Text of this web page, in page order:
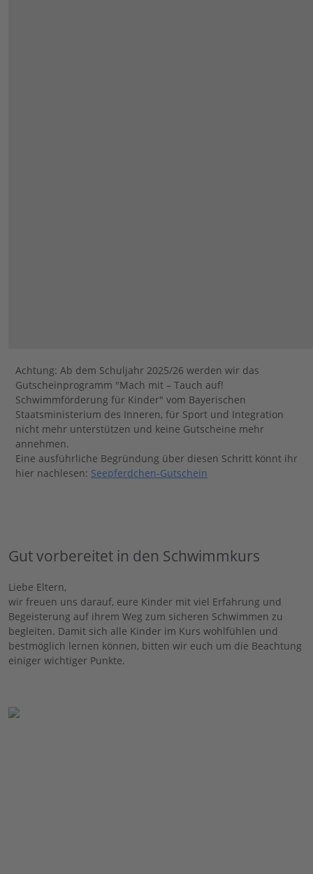
Achtung: Ab dem Schuljahr 2025/26 werden wir das
Gutscheinprogramm "Mach mit – Tauch auf!
Schwimmförderung für Kinder" vom Bayerischen
Staatsministerium des Inneren, für Sport und Integration
nicht mehr unterstützen und keine Gutscheine mehr
annehmen.
Eine ausführliche Begründung über diesen Schritt könnt ihr
hier nachlesen: Seepferdchen-Gutschein
Gut vorbereitet in den Schwimmkurs
Liebe Eltern,
wir freuen uns darauf, eure Kinder mit viel Erfahrung und
Begeisterung auf ihrem Weg zum sicheren Schwimmen zu
begleiten. Damit sich alle Kinder im Kurs wohlfühlen und
bestmöglich lernen können, bitten wir euch um die Beachtung
einiger wichtiger Punkte.